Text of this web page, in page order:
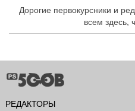
Дорогие первокурсники и
всем здесь,
РЕДАКТОРЫ